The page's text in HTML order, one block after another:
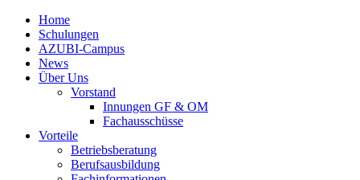
Home
Schulungen
AZUBI-Campus
News
Über Uns
Vorstand
Innungen GF & OM
Fachausschüsse
Vorteile
Betriebsberatung
Berufsausbildung